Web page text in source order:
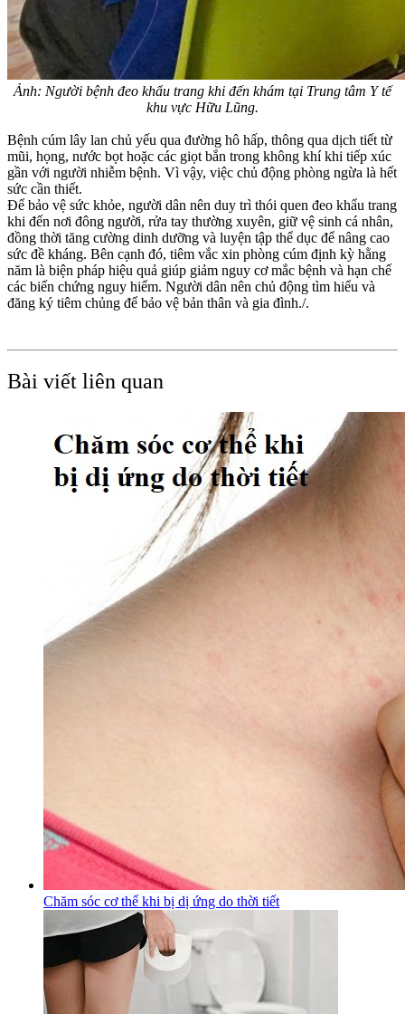
Ảnh: Người bệnh đeo khẩu trang khi đến khám tại Trung tâm Y tế
khu vực Hữu Lũng.
Bệnh cúm lây lan chủ yếu qua đường hô hấp, thông qua dịch tiết từ
mũi, họng, nước bọt hoặc các giọt bắn trong không khí khi tiếp xúc
gần với người nhiễm bệnh. Vì vậy, việc chủ động phòng ngừa là hết
sức cần thiết.
Để bảo vệ sức khỏe, người dân nên duy trì thói quen đeo khẩu trang
khi đến nơi đông người, rửa tay thường xuyên, giữ vệ sinh cá nhân,
đồng thời tăng cường dinh dưỡng và luyện tập thể dục để nâng cao
sức đề kháng. Bên cạnh đó, tiêm vắc xin phòng cúm định kỳ hằng
năm là biện pháp hiệu quả giúp giảm nguy cơ mắc bệnh và hạn chế
các biến chứng nguy hiểm. Người dân nên chủ động tìm hiểu và
đăng ký tiêm chủng để bảo vệ bản thân và gia đình./.
Bài viết liên quan
Chăm sóc cơ thể khi bị dị ứng do thời tiết